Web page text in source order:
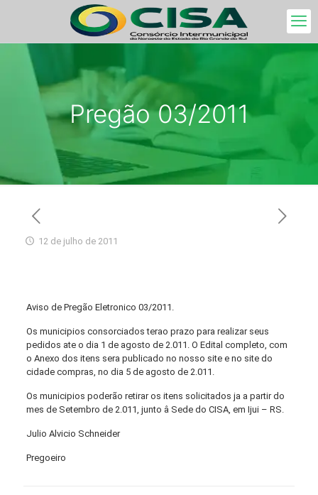
Pregão 03/2011
12 de julho de 2011
Aviso de Pregão Eletronico 03/2011.
Os municipios consorciados terao prazo para realizar seus
pedidos ate o dia 1 de agosto de 2.011. O Edital completo, com
o Anexo dos itens sera publicado no nosso site e no site do
cidade compras, no dia 5 de agosto de 2.011.
Os municipios poderão retirar os itens solicitados ja a partir do
mes de Setembro de 2.011, junto â Sede do CISA, em Ijui – RS.
Julio Alvicio Schneider
Pregoeiro